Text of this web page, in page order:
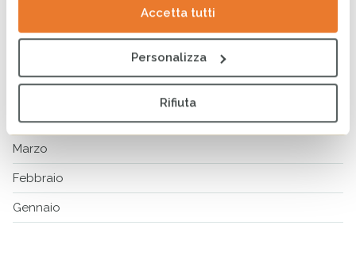
Accetta tutti
Personalizza
Rifiuta
Luglio
Maggio
Aprile
Marzo
Febbraio
Gennaio